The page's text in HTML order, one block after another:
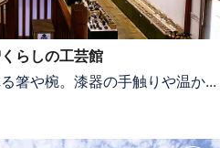
らしの工芸館
箸や椀。漆器の手触りや温か...